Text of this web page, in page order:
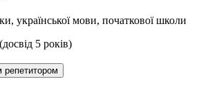
української мови, початкової школи
5 років)